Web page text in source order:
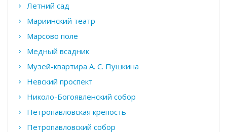
Летний сад
Мариинский театр
Марсово поле
Медный всадник
Музей-квартира А. С. Пушкина
Невский проспект
Николо-Богоявленский собор
Петропавловская крепость
Петропавловский собор